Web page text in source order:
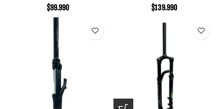
$99.990 $139.990